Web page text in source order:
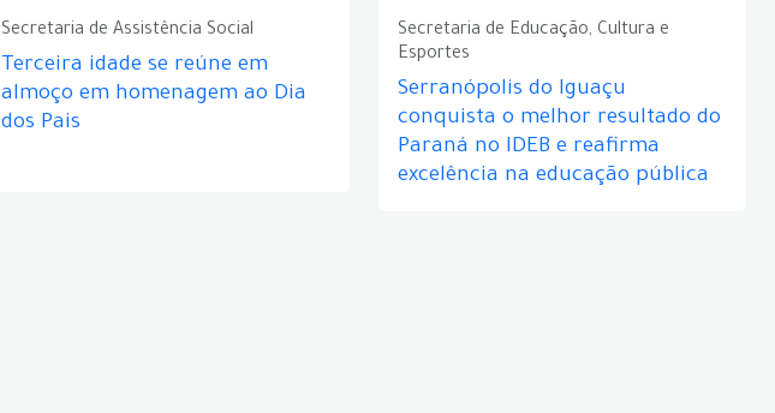
Secretaria de Assistência Social
Terceira idade se reúne em
almoço em homenagem ao Dia
dos Pais
Secretaria de Educação, Cultura e
Esportes
Serranópolis do Iguaçu
conquista o melhor resultado do
Paraná no IDEB e reafirma
excelência na educação pública